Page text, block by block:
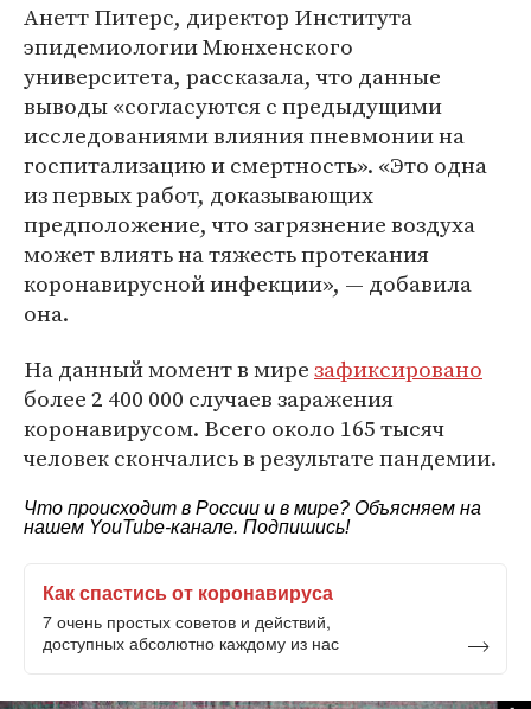
Анетт Питерс, директор Института
эпидемиологии Мюнхенского
университета, рассказала, что данные
выводы «согласуются с предыдущими
исследованиями влияния пневмонии на
госпитализацию и смертность». «Это одна
из первых работ, доказывающих
предположение, что загрязнение воздуха
может влиять на тяжесть протекания
коронавирусной инфекции», — добавила
она.
На данный момент в мирезафиксировано
более 2 400 000 случаев заражения
коронавирусом. Всего около 165 тысяч
человек скончались в результате пандемии.
Что происходит в России и в мире? Объясняем на
нашем YouTube-канале. Подпишись!
Как спастись от коронавируса
7 очень простых советов и действий,
доступных абсолютно каждому из нас